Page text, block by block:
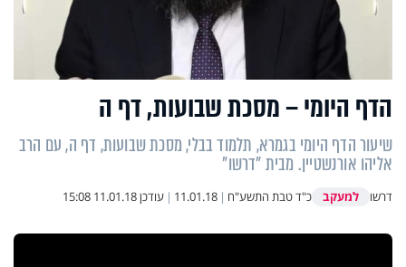
הדף היומי – מסכת שבועות, דף ה
שיעור הדף היומי בגמרא, תלמוד בבלי, מסכת שבועות, דף ה, עם הרב
אליהו אורנשטיין. מבית "דרשו"
דרשו למעקב כ"ד טבת התשע"ח |
11.01.18
| עודכן11.01.18 15:08